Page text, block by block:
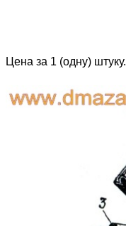
Цена за 1 (одну) штуку.